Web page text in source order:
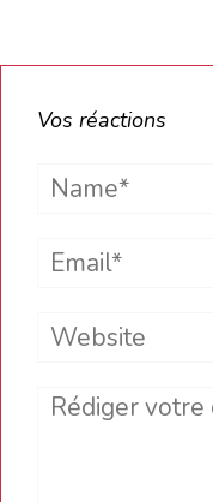
Vos réactions
Name*
Email*
Website
Comment